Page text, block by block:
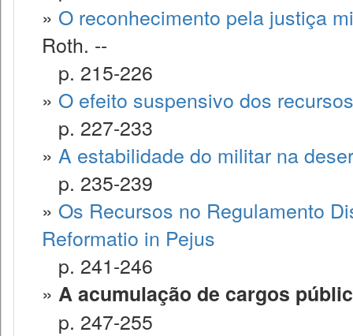
» O reconhecimento pela justiça
Roth. --
p. 215-226
» O efeito suspensivo dos
p. 227-233
» A estabilidade do militar na
p. 235-239
» Os Recursos no Regulamento
Reformatio in Pejus
p. 241-246
» A acumulação de cargos
p. 247-255